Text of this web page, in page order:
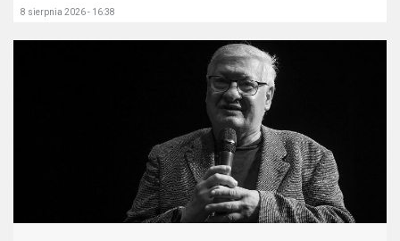
8 sierpnia 2026 - 16:38